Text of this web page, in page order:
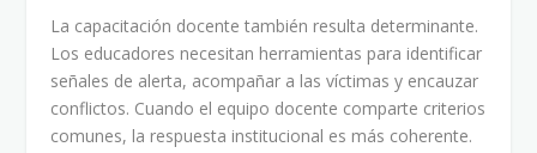
La capacitación docente también resulta determinante.
Los educadores necesitan herramientas para identificar
señales de alerta, acompañar a las víctimas y encauzar
conflictos. Cuando el equipo docente comparte criterios
comunes, la respuesta institucional es más coherente.